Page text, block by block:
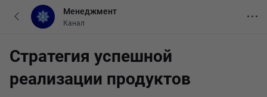
Стратегия успешной
реализации продуктов
Менеджмент
Канал